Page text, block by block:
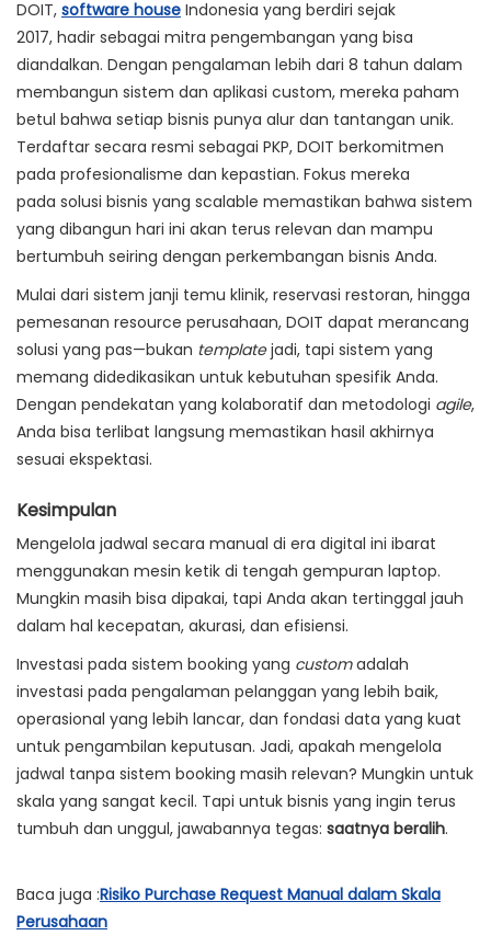
DOIT, software house Indonesia yang berdiri sejak
2017, hadir sebagai mitra pengembangan yang bisa
diandalkan. Dengan pengalaman lebih dari 8 tahun dalam
membangun sistem dan aplikasi custom, mereka paham
betul bahwa setiap bisnis punya alur dan tantangan unik.
Terdaftar secara resmi sebagai PKP, DOIT berkomitmen
pada profesionalisme dan kepastian. Fokus mereka
pada solusi bisnis yang scalable memastikan bahwa sistem
yang dibangun hari ini akan terus relevan dan mampu
bertumbuh seiring dengan perkembangan bisnis Anda.
Mulai dari sistem janji temu klinik, reservasi restoran, hingga
pemesanan resource perusahaan, DOIT dapat merancang
solusi yang pas—bukan templatejadi, tapi sistem yang
memang didedikasikan untuk kebutuhan spesifik Anda.
Dengan pendekatan yang kolaboratif dan metodologi agile,
Anda bisa terlibat langsung memastikan hasil akhirnya
sesuai ekspektasi.
Kesimpulan
Mengelola jadwal secara manual di era digital ini ibarat
menggunakan mesin ketik di tengah gempuran laptop.
Mungkin masih bisa dipakai, tapi Anda akan tertinggal jauh
dalam hal kecepatan, akurasi, dan efisiensi.
Investasi pada sistem booking yang customadalah
investasi pada pengalaman pelanggan yang lebih baik,
operasional yang lebih lancar, dan fondasi data yang kuat
untuk pengambilan keputusan. Jadi, apakah mengelola
jadwal tanpa sistem booking masih relevan? Mungkin untuk
skala yang sangat kecil. Tapi untuk bisnis yang ingin terus
tumbuh dan unggul, jawabannya tegas: saatnya beralih.
Baca juga :Risiko Purchase Request Manual dalam Skala
Perusahaan